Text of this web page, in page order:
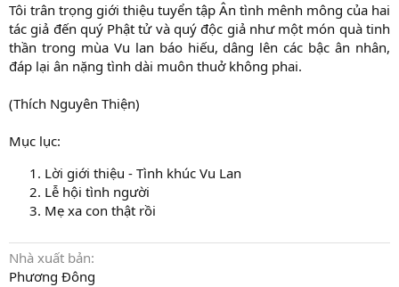
Tôi trân trọng giới thiệu tuyển tập Ân tình mênh mông của hai
tác giả đến quý Phật tử và quý độc giả như một món quà tinh
thần trong mùa Vu lan báo hiếu, dâng lên các bậc ân nhân,
đáp lại ân nặng tình dài muôn thuở không phai.
(Thích Nguyên Thiện)
Mục lục:
Lời giới thiệu - Tình khúc Vu Lan
Lễ hội tình người
Mẹ xa con thật rồi
Nhà xuất bản
Phương Đông